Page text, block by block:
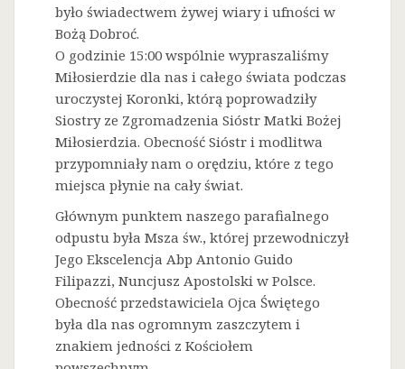
było świadectwem żywej wiary i ufności w
Bożą Dobroć.
O godzinie 15:00 wspólnie wypraszaliśmy
Miłosierdzie dla nas i całego świata podczas
uroczystej Koronki, którą poprowadziły
Siostry ze Zgromadzenia Sióstr Matki Bożej
Miłosierdzia. Obecność Sióstr i modlitwa
przypomniały nam o orędziu, które z tego
miejsca płynie na cały świat.
Głównym punktem naszego parafialnego
odpustu była Msza św., której przewodniczył
Jego Ekscelencja Abp Antonio Guido
Filipazzi, Nuncjusz Apostolski w Polsce.
Obecność przedstawiciela Ojca Świętego
była dla nas ogromnym zaszczytem i
znakiem jedności z Kościołem